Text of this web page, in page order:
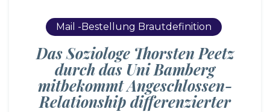
Mail -Bestellung Brautdefinition
Das Soziologe Thorsten Peetz
durch das Uni Bamberg
mitbekommt Angeschlossen-
Relationship differenzierter